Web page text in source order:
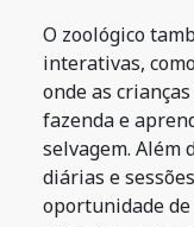
O zoológico
interativas,
onde as
fazenda e
selvagem. Além
diárias e
oportunidade